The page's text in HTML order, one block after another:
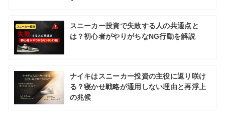
スニーカー投資で失敗する人の共通点と
は？初心者がやりがちなNG行動を解説
ナイキはスニーカー投資の主役に返り咲け
る？寝かせ戦略が通用しない理由と再浮上
の兆候